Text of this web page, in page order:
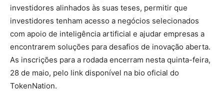
investidores alinhados às suas teses, permitir que
investidores tenham acesso a negócios selecionados
com apoio de inteligência artificial e ajudar empresas a
encontrarem soluções para desafios de inovação aberta.
As inscrições para a rodada encerram nesta quinta-feira,
28 de maio, pelo link disponível na bio oficial do
TokenNation.